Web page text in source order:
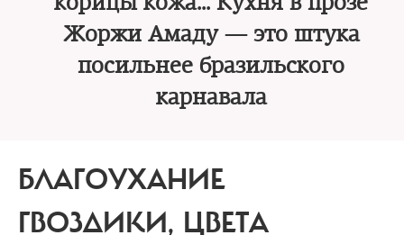
Жоржи Амаду — это штука
посильнее бразильского
карнавала
БЛАГОУХАНИЕ
ГВОЗДИКИ, ЦВЕТА